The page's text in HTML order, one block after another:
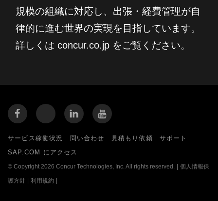
規模の組織に対応し、出張・経費管理が自
律的に進む世界の実現を目指しています。
詳しくは concur.co.jp をご覧ください。
サービス稼働状況 問い合わせ 見積もり依頼
サポート
SAP.COM にアクセス
© Copyright 2026 Concur Technologies, Inc. All rights reserved. | 個人情報保
護方針 | 利用規約 |